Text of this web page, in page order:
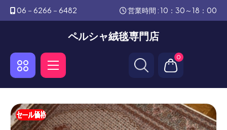
06－6266－6482 営業時間 : 10：30～18：00
ペルシャ絨毯専門店
0